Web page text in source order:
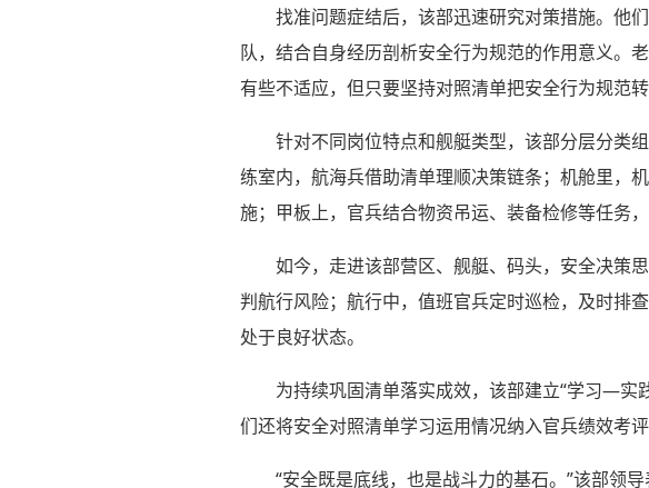
找准问题症结后，该部迅速研究对策措施。他
队，结合自身经历剖析安全行为规范的作用意义。
有些不适应，但只要坚持对照清单把安全行为规范
针对不同岗位特点和舰艇类型，该部分层分类
练室内，航海兵借助清单理顺决策链条；机舱里，
施；甲板上，官兵结合物资吊运、装备检修等任务
如今，走进该部营区、舰艇、码头，安全决策
判航行风险；航行中，值班官兵定时巡检，及时排
处于良好状态。
为持续巩固清单落实成效，该部建立“学习—
们还将安全对照清单学习运用情况纳入官兵绩效考
“安全既是底线，也是战斗力的基石。”该部领